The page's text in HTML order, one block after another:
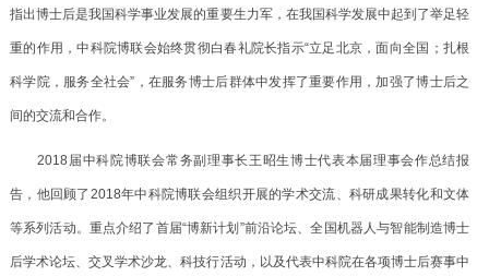
指出博士后是我国科学事业发展的重要生力军，在我国科学发展中起到了举足轻
重的作用，中科院博联会始终贯彻白春礼院长指示“立足北京，面向全国；扎根
科学院，服务全社会” ，在服务博士后群体中发挥了重要作用，加强了博士后之
间的交流和合作。
2018 届中科院博联会常务副理事长王昭生博士代表本届理事会作总结报
告，他回顾了 2018年中科院博联会组织开展的学术交流、科研成果转化和文体
等系列活动。重点介绍了首届“博新计划”前沿论坛、全国机器人与智能制造博士
后学术论坛、交叉学术沙龙、科技行活动，以及代表中科院在各项博士后赛事中